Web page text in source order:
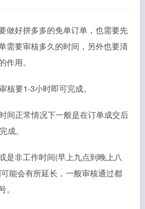
做好拼多多的免单订单，也需要先
需要审核多久的时间，另外也要清
作用。
核要1-3小时即可完成。
间正常情况下一般是在订单成交后
成。
是非工作时间(早上九点到晚上八
能会有所延长，一般审核通过都